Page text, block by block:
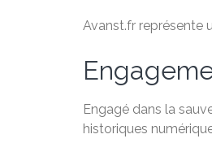
Avanst.fr représente
Engagé dans la
historiques